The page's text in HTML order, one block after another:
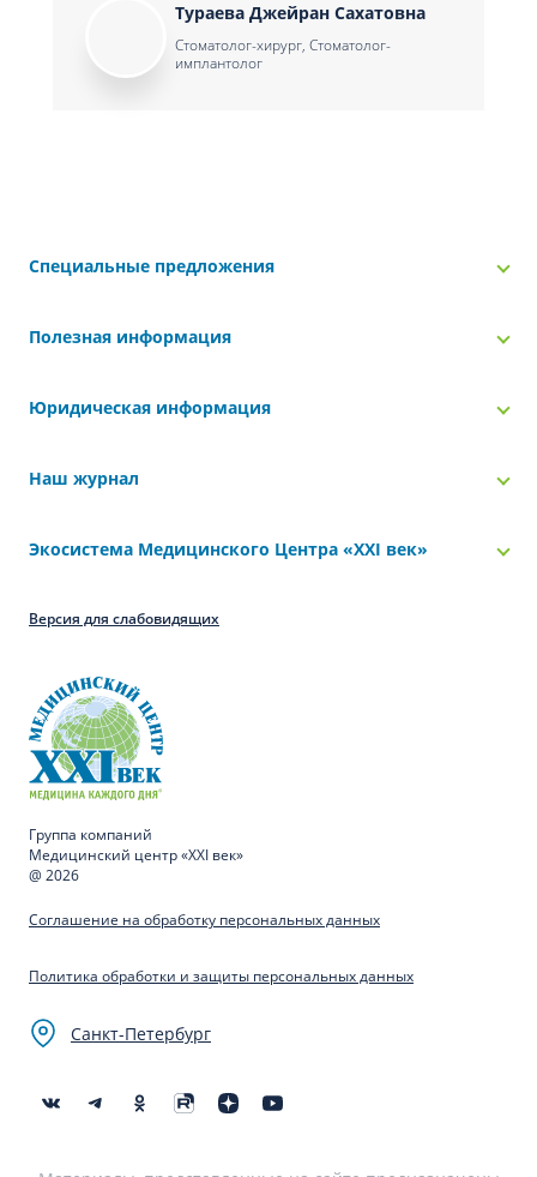
Тураева Джейран Сахатовна
Стоматолог-хирург, Стоматолог-
имплантолог
Специальные предложения
Полезная информация
Юридическая информация
Наш журнал
Экосистема Медицинского Центра «‎XXI век»
Версия для слабовидящих
Группа компаний
Медицинский центр «XXI век»
@ 2026
Соглашение на обработку персональных данных
Политика обработки и защиты персональных данных
Санкт-Петербург